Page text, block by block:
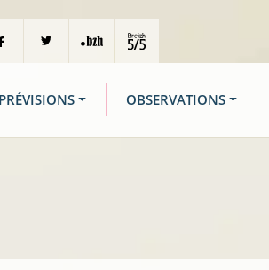
PRÉVISIONS OBSERVATIONS